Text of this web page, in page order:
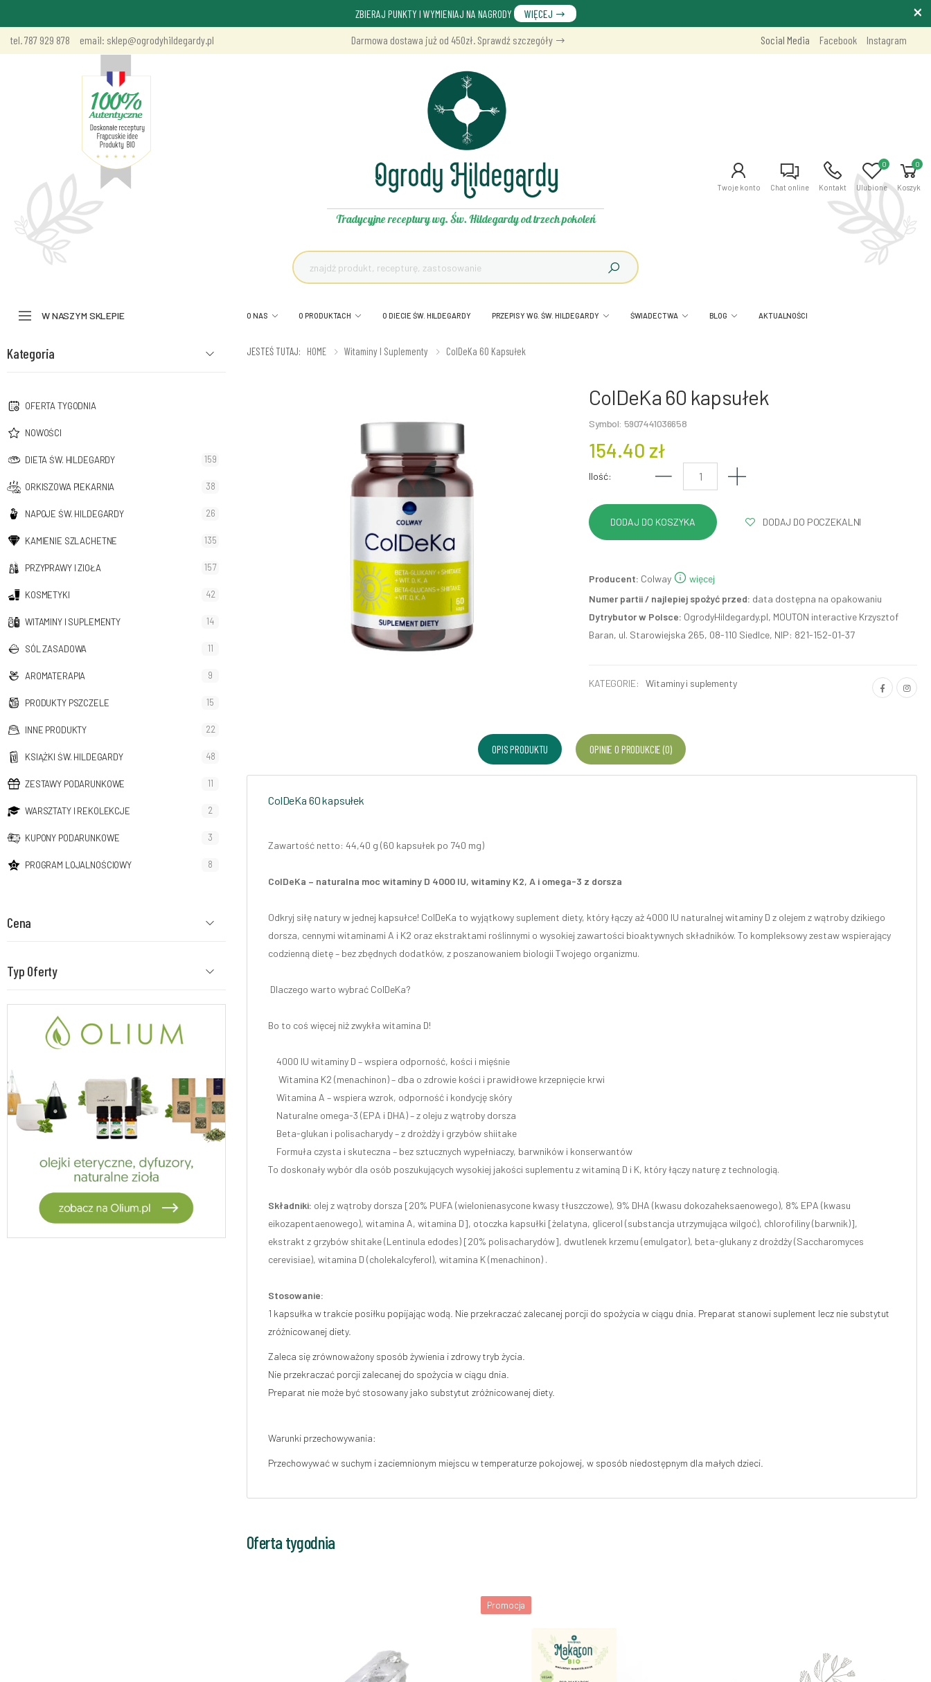
ZBIERAJ PUNKTY I WYMIENIAJ NA NAGRODY
WIĘCEJ
tel. 787 929 878
email: sklep@ogrodyhildegardy.pl Darmowa dostawa już od 450zł. Sprawdź szczegóły Social Media Facebook Instagram
Tradycyjne receptury wg. Św. Hildegardy od trzech pokoleń
Twoje konto Chat online Kontakt Ulubione
0 0
Koszyk
W NASZYM SKLEPIE O NAS O PRODUKTACH O DIECIE ŚW. HILDEGARDY PRZEPISY WG. ŚW. HILDEGARDY ŚWIADECTWA BLOG AKTUALNOŚCI
Kategoria
OFERTA TYGODNIA
NOWOŚCI
DIETA ŚW. HILDEGARDY 159
ORKISZOWA PIEKARNIA 38
NAPOJE ŚW. HILDEGARDY 26
KAMIENIE SZLACHETNE 135
PRZYPRAWY I ZIOŁA 157
KOSMETYKI 42
WITAMINY I SUPLEMENTY 14
SÓL ZASADOWA 11
AROMATERAPIA 9
PRODUKTY PSZCZELE 15
INNE PRODUKTY 22
KSIĄŻKI ŚW. HILDEGARDY 48
ZESTAWY PODARUNKOWE 11
WARSZTATY I REKOLEKCJE 2
KUPONY PODARUNKOWE 3
PROGRAM LOJALNOŚCIOWY 8
Cena
Typ Oferty
JESTEŚ TUTAJ: HOME Witaminy I Suplementy ColDeKa 60 Kapsułek
ColDeKa 60 kapsułek
Symbol: 5907441036658
154.40 zł
Ilość:
DODAJ DO POCZEKALNI
Producent: Colway
więcej
Numer partii / najlepiej spożyć przed: data dostępna na opakowaniu
Dytrybutor w Polsce: OgrodyHildegardy.pl, MOUTON interactive Krzysztof
Baran, ul. Starowiejska 265, 08-110 Siedlce, NIP: 821-152-01-37
KATEGORIE: Witaminy i suplementy
OPIS PRODUKTU OPINIE O PRODUKCIE (0)
ColDeKa 60 kapsułek
Zawartość netto: 44,40 g (60 kapsułek po 740 mg)
ColDeKa – naturalna moc witaminy D 4000 IU, witaminy K2, A i omega-3 z dorsza
Odkryj siłę natury w jednej kapsułce! ColDeKa to wyjątkowy suplement diety, który łączy aż 4000 IU naturalnej witaminy D z olejem z wątroby dzikiego
dorsza, cennymi witaminami A i K2 oraz ekstraktami roślinnymi o wysokiej zawartości bioaktywnych składników. To kompleksowy zestaw wspierający
codzienną dietę – bez zbędnych dodatków, z poszanowaniem biologii Twojego organizmu.
Dlaczego warto wybrać ColDeKa?
Bo to coś więcej niż zwykła witamina D!
4000 IU witaminy D – wspiera odporność, kości i mięśnie
Witamina K2 (menachinon) – dba o zdrowie kości i prawidłowe krzepnięcie krwi
Witamina A – wspiera wzrok, odporność i kondycję skóry
Naturalne omega-3 (EPA i DHA) – z oleju z wątroby dorsza
Beta-glukan i polisacharydy – z drożdży i grzybów shiitake
Formuła czysta i skuteczna – bez sztucznych wypełniaczy, barwników i konserwantów
To doskonały wybór dla osób poszukujących wysokiej jakości suplementu z witaminą D i K, który łączy naturę z technologią.
Składniki: olej z wątroby dorsza [20% PUFA (wielonienasycone kwasy tłuszczowe), 9% DHA (kwasu dokozaheksaenowego), 8% EPA (kwasu
eikozapentaenowego), witamina A, witamina D], otoczka kapsułki [żelatyna, glicerol (substancja utrzymująca wilgoć), chlorofiliny (barwnik)],
ekstrakt z grzybów shitake (Lentinula edodes) [20% polisacharydów], dwutlenek krzemu (emulgator), beta-glukany z drożdży (Saccharomyces
cerevisiae), witamina D (cholekalcyferol), witamina K (menachinon) .
Stosowanie:
1 kapsułka w trakcie posiłku popijając wodą. Nie przekraczać zalecanej porcji do spożycia w ciągu dnia. Preparat stanowi suplement lecz nie substytut
zróżnicowanej diety.
Zaleca się zrównoważony sposób żywienia i zdrowy tryb życia.
Nie przekraczać porcji zalecanej do spożycia w ciągu dnia.
Preparat nie może być stosowany jako substytut zróżnicowanej diety.
Warunki przechowywania:
Przechowywać w suchym i zaciemnionym miejscu w temperaturze pokojowej, w sposób niedostępnym dla małych dzieci.
Oferta tygodnia
Promocja